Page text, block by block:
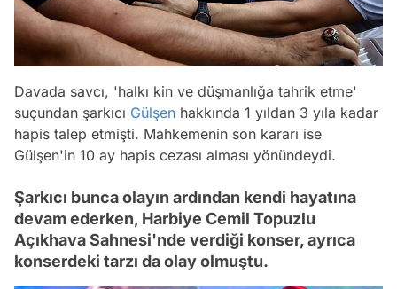
Davada savcı, 'halkı kin ve düşmanlığa tahrik etme'
suçundan şarkıcı Gülşen hakkında 1 yıldan 3 yıla kadar
hapis talep etmişti. Mahkemenin son kararı ise
Gülşen'in 10 ay hapis cezası alması yönündeydi.
Şarkıcı bunca olayın ardından kendi hayatına
devam ederken, Harbiye Cemil Topuzlu
Açıkhava Sahnesi'nde verdiği konser, ayrıca
konserdeki tarzı da olay olmuştu.